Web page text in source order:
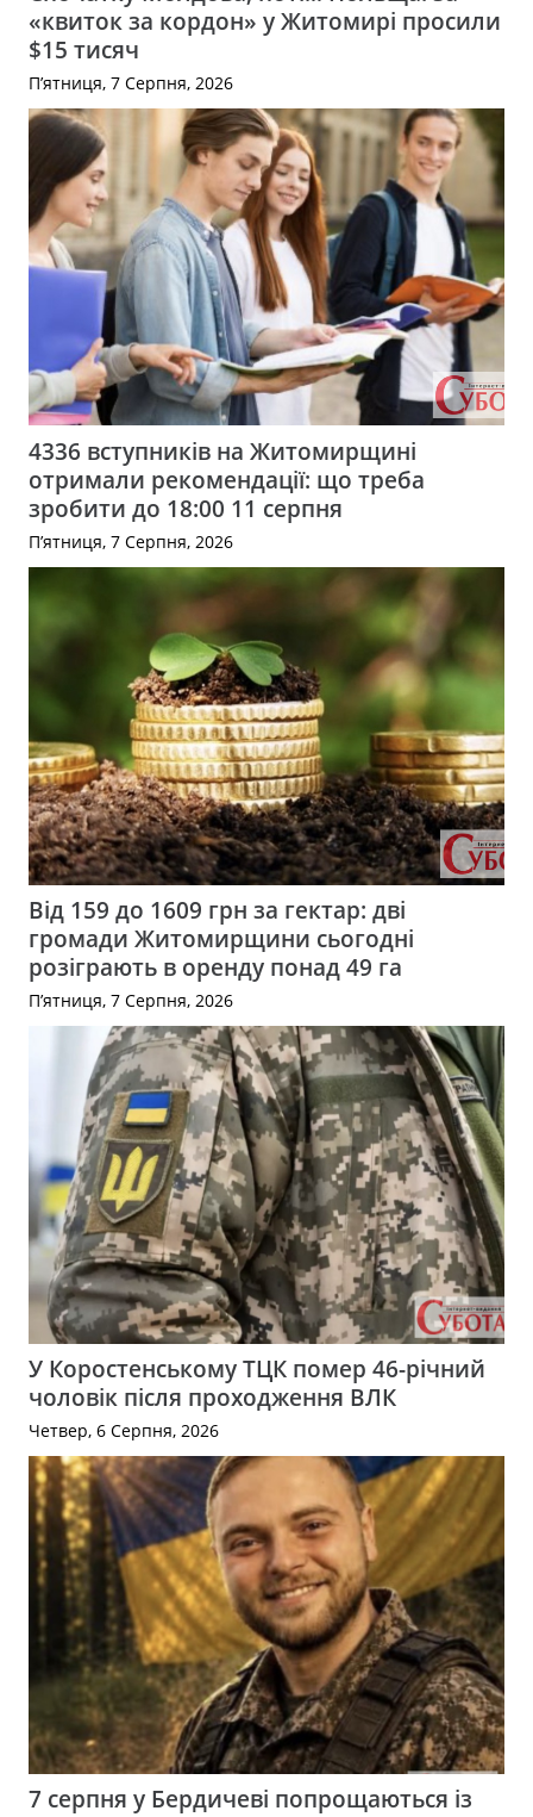
«квиток за кордон» у Житомирі просили
$15 тисяч
П’ятниця, 7 Серпня, 2026
4336 вступників на Житомирщині
отримали рекомендації: що треба
зробити до 18:00 11 серпня
П’ятниця, 7 Серпня, 2026
Від 159 до 1609 грн за гектар: дві
громади Житомирщини сьогодні
розіграють в оренду понад 49 га
П’ятниця, 7 Серпня, 2026
У Коростенському ТЦК помер 46-річний
чоловік після проходження ВЛК
Четвер, 6 Серпня, 2026
7 серпня у Бердичеві попрощаються із